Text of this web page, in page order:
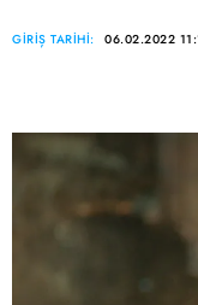
GİRİŞ TARİHİ: 06.02.2022